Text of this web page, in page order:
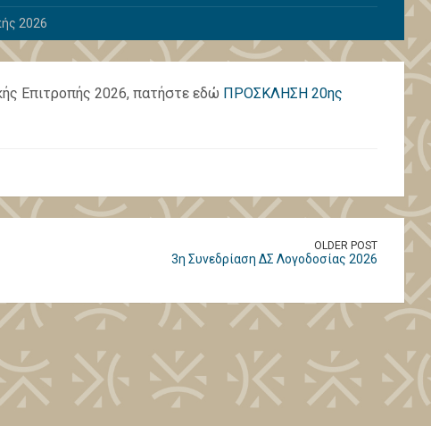
2026
Επιτροπής 2026, πατήστε εδώ ΠΡΟΣΚΛΗΣΗ 20ης
OLDER POST
3η Συνεδρίαση ΔΣ Λογοδοσίας 2026